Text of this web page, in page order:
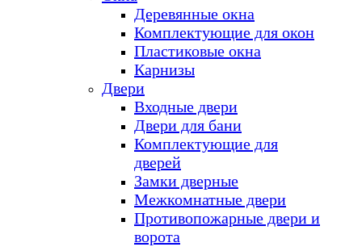
Деревянные окна
Комплектующие для окон
Пластиковые окна
Карнизы
Двери
Входные двери
Двери для бани
Комплектующие для
дверей
Замки дверные
Межкомнатные двери
Противопожарные двери и
ворота